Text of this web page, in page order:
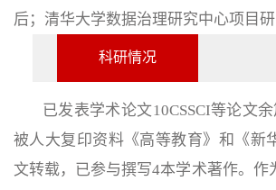
后；清华大学数据治理研究中心项目研
科研情况
已发表学术论文10CSSCI等论文
被人大复印资料《高等教育》和《新
文转载，已参与撰写4本学术著作。作